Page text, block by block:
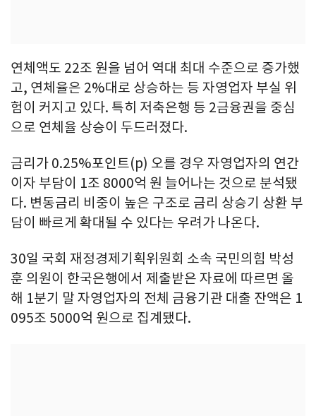
연체액도 22조 원을 넘어 역대 최대 수준으로 증가했
고, 연체율은 2%대로 상승하는 등 자영업자 부실 위
험이 커지고 있다. 특히 저축은행 등 2금융권을 중심
으로 연체율 상승이 두드러졌다.
금리가 0.25%포인트(p) 오를 경우 자영업자의 연간
이자 부담이 1조 8000억 원 늘어나는 것으로 분석됐
다. 변동금리 비중이 높은 구조로 금리 상승기 상환 부
담이 빠르게 확대될 수 있다는 우려가 나온다.
30일 국회 재정경제기획위원회 소속 국민의힘 박성
훈 의원이 한국은행에서 제출받은 자료에 따르면 올
해 1분기 말 자영업자의 전체 금융기관 대출 잔액은 1
095조 5000억 원으로 집계됐다.